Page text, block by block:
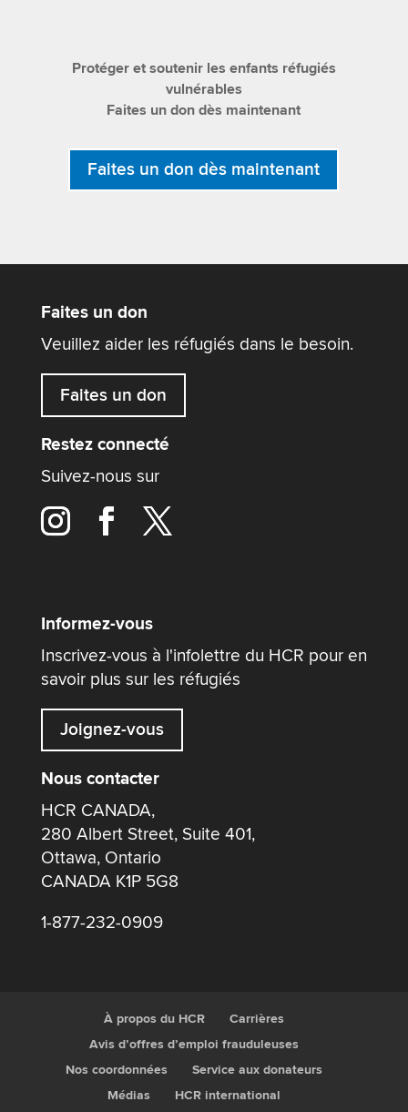
Protéger et soutenir les enfants réfugiés
vulnérables
Faites un don dès maintenant
Faites un don dès maintenant
Faites un don
Veuillez aider les réfugiés dans le besoin.
Faites un don
Restez connecté
Suivez-nous sur
Informez-vous
Inscrivez-vous à l'infolettre du HCR pour en
savoir plus sur les réfugiés
Joignez-vous
Nous contacter
HCR CANADA,
280 Albert Street, Suite 401,
Ottawa, Ontario
CANADA K1P 5G8
1-877-232-0909
À propos du HCR
Carrières
Avis d’offres d’emploi frauduleuses
Nos coordonnées
Service aux donateurs
Médias
HCR international